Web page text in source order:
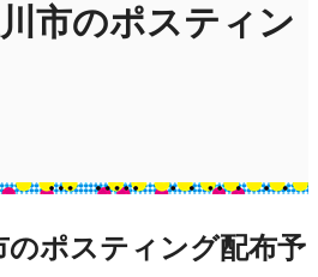
市のポスティン
のポスティング配布予